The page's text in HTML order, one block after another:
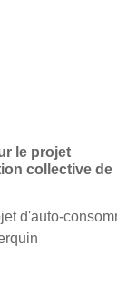
le projet
collective de
d'auto-